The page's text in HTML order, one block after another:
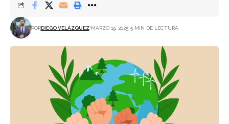
PORDIEGO VELÁZQUEZ MARZO 19, 2025 5 MIN DE LECTURA